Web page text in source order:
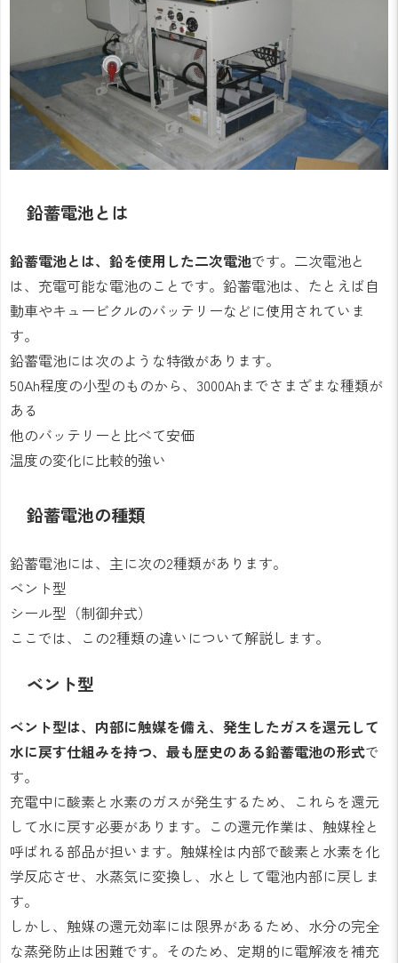
鉛蓄電池とは
鉛蓄電池とは、鉛を使用した二次電池です。二次電池と
は、充電可能な電池のことです。鉛蓄電池は、たとえば自
動車やキュービクルのバッテリーなどに使用されていま
す。
鉛蓄電池には次のような特徴があります。
50Ah程度の小型のものから、3000Ahまでさまざまな種類が
ある
他のバッテリーと比べて安価
温度の変化に比較的強い
鉛蓄電池の種類
鉛蓄電池には、主に次の2種類があります。
ベント型
シール型（制御弁式）
ここでは、この2種類の違いについて解説します。
ベント型
ベント型は、内部に触媒を備え、発生したガスを還元して
水に戻す仕組みを持つ、最も歴史のある鉛蓄電池の形式で
す。
充電中に酸素と水素のガスが発生するため、これらを還元
して水に戻す必要があります。この還元作業は、触媒栓と
呼ばれる部品が担います。触媒栓は内部で酸素と水素を化
学反応させ、水蒸気に変換し、水として電池内部に戻しま
す。
しかし、触媒の還元効率には限界があるため、水分の完全
な蒸発防止は困難です。そのため、定期的に電解液を補充